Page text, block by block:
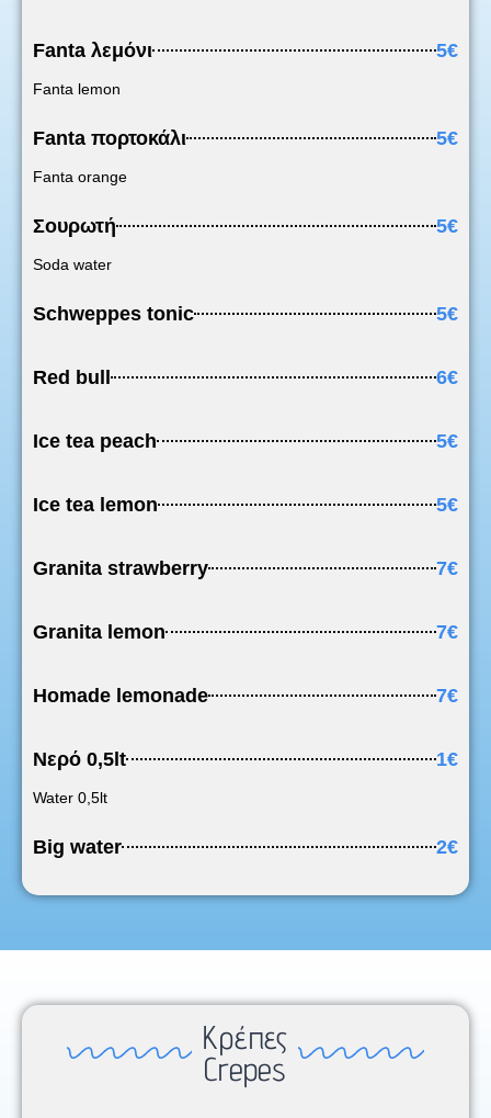
Fanta λεμόνι 5€
Fanta lemon
Fanta πορτοκάλι 5€
Fanta orange
Σουρωτή 5€
Soda water
Schweppes tonic 5€
Red bull 6€
Ice tea peach 5€
Ice tea lemon 5€
Granita strawberry 7€
Granita lemon 7€
Homade lemonade 7€
Νερό 0,5lt 1€
Water 0,5lt
Big water 2€
Κρέπες
Crepes